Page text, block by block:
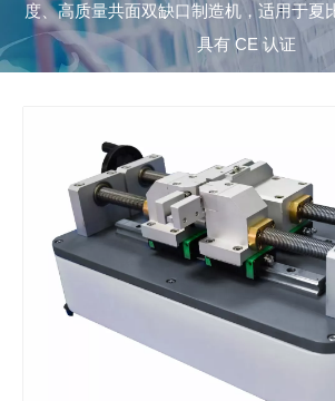
度、高质量共面双缺口制造机，适用于夏
具有 CE 认证